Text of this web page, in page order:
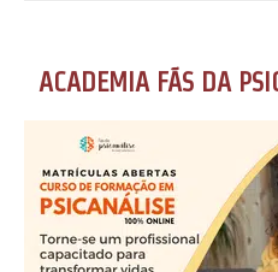
ACADEMIA FÃS DA